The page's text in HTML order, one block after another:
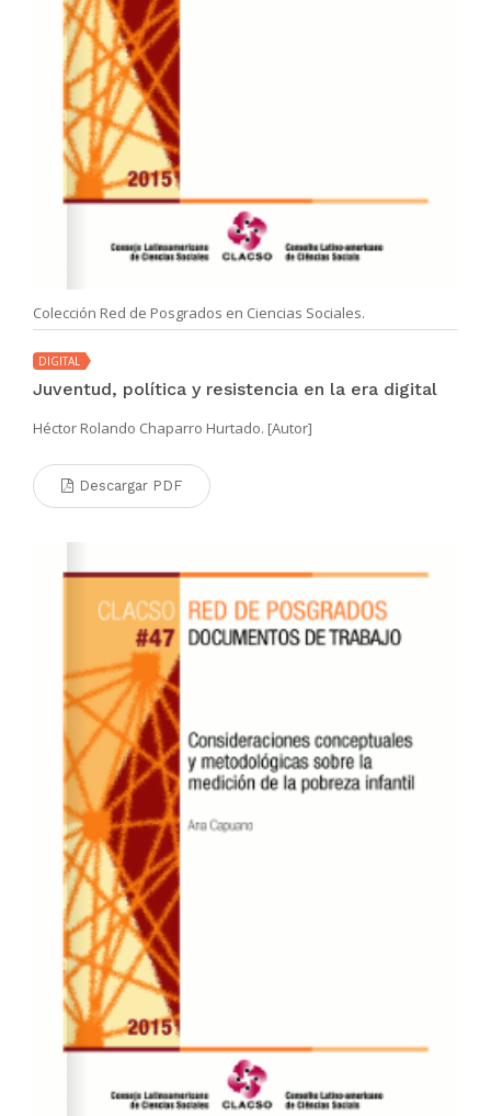
Colección Red de Posgrados en Ciencias Sociales.
DIGITAL
Juventud, política y resistencia en la era digital
Héctor Rolando Chaparro Hurtado. [Autor]
Descargar PDF